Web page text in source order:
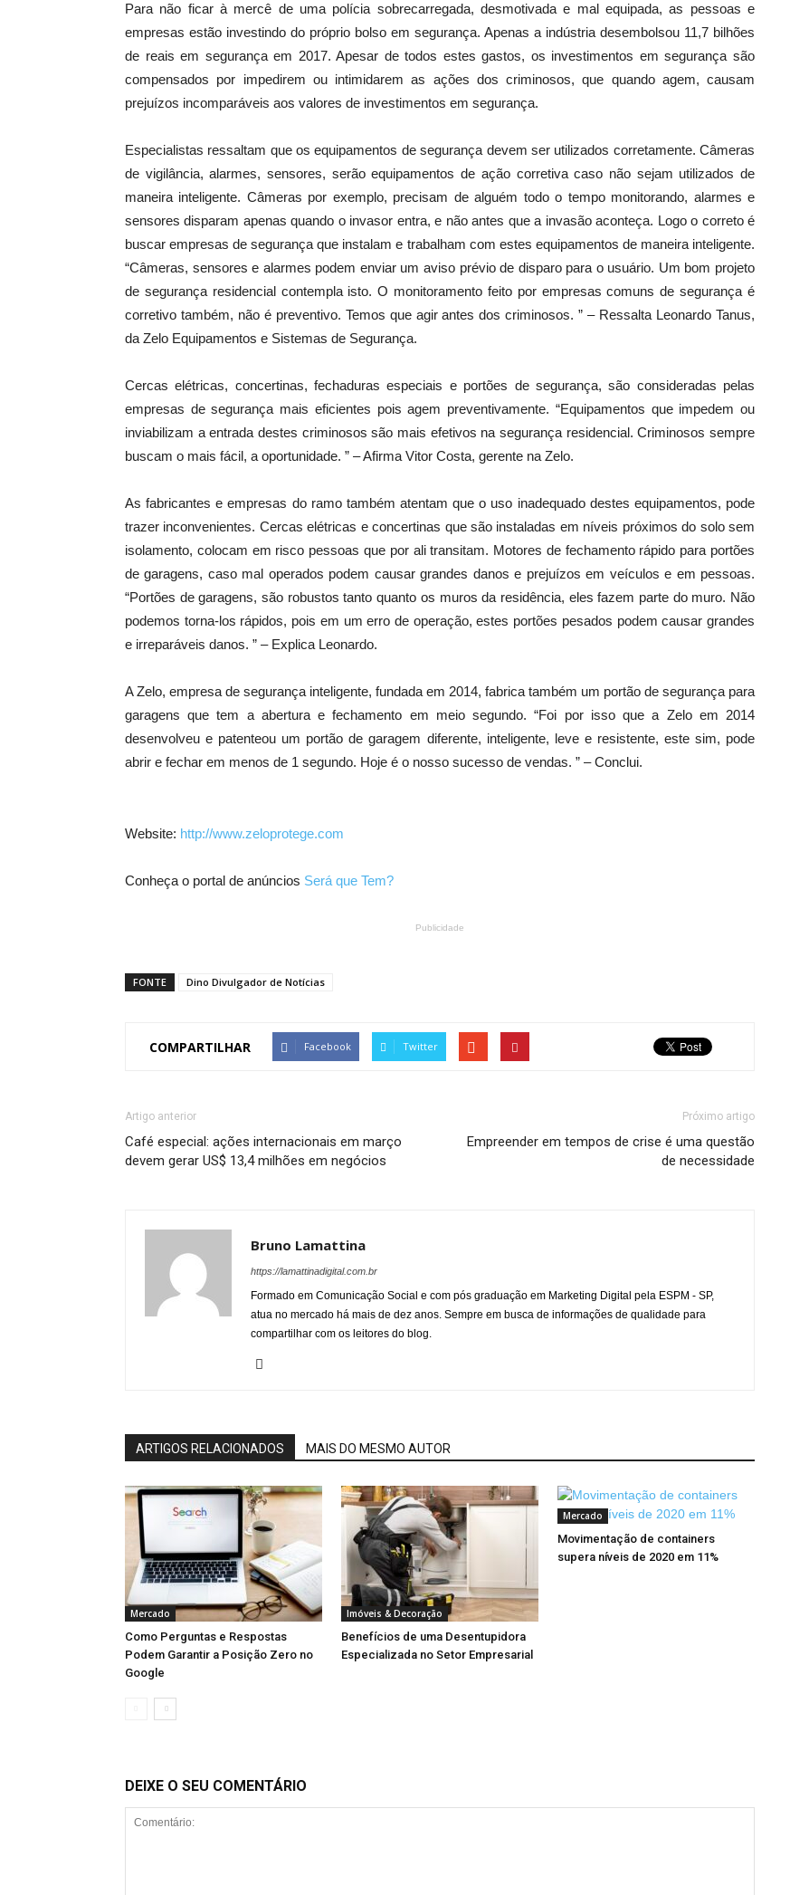
Para não ficar à mercê de uma polícia sobrecarregada, desmotivada e mal equipada, as pessoas e
empresas estão investindo do próprio bolso em segurança. Apenas a indústria desembolsou 11,7 bilhões
de reais em segurança em 2017. Apesar de todos estes gastos, os investimentos em segurança são
compensados por impedirem ou intimidarem as ações dos criminosos, que quando agem, causam
prejuízos incomparáveis aos valores de investimentos em segurança.
Especialistas ressaltam que os equipamentos de segurança devem ser utilizados corretamente. Câmeras
de vigilância, alarmes, sensores, serão equipamentos de ação corretiva caso não sejam utilizados de
maneira inteligente. Câmeras por exemplo, precisam de alguém todo o tempo monitorando, alarmes e
sensores disparam apenas quando o invasor entra, e não antes que a invasão aconteça. Logo o correto é
buscar empresas de segurança que instalam e trabalham com estes equipamentos de maneira inteligente.
“Câmeras, sensores e alarmes podem enviar um aviso prévio de disparo para o usuário. Um bom projeto
de segurança residencial contempla isto. O monitoramento feito por empresas comuns de segurança é
corretivo também, não é preventivo. Temos que agir antes dos criminosos. ” – Ressalta Leonardo Tanus,
da Zelo Equipamentos e Sistemas de Segurança.
Cercas elétricas, concertinas, fechaduras especiais e portões de segurança, são consideradas pelas
empresas de segurança mais eficientes pois agem preventivamente. “Equipamentos que impedem ou
inviabilizam a entrada destes criminosos são mais efetivos na segurança residencial. Criminosos sempre
buscam o mais fácil, a oportunidade. ” – Afirma Vitor Costa, gerente na Zelo.
As fabricantes e empresas do ramo também atentam que o uso inadequado destes equipamentos, pode
trazer inconvenientes. Cercas elétricas e concertinas que são instaladas em níveis próximos do solo sem
isolamento, colocam em risco pessoas que por ali transitam. Motores de fechamento rápido para portões
de garagens, caso mal operados podem causar grandes danos e prejuízos em veículos e em pessoas.
“Portões de garagens, são robustos tanto quanto os muros da residência, eles fazem parte do muro. Não
podemos torna-los rápidos, pois em um erro de operação, estes portões pesados podem causar grandes
e irreparáveis danos. ” – Explica Leonardo.
A Zelo, empresa de segurança inteligente, fundada em 2014, fabrica também um portão de segurança para
garagens que tem a abertura e fechamento em meio segundo. “Foi por isso que a Zelo em 2014
desenvolveu e patenteou um portão de garagem diferente, inteligente, leve e resistente, este sim, pode
abrir e fechar em menos de 1 segundo. Hoje é o nosso sucesso de vendas. ” – Conclui.
Website: http://www.zeloprotege.com
Conheça o portal de anúncios Será que Tem?
Publicidade
FONTE Dino Divulgador de Notícias
COMPARTILHAR Facebook Twitter
Artigo anterior
Café especial: ações internacionais em março
devem gerar US$ 13,4 milhões em negócios
Próximo artigo
Empreender em tempos de crise é uma questão
de necessidade
Bruno Lamattina
https://lamattinadigital.com.br
Formado em Comunicação Social e com pós graduação em Marketing Digital pela ESPM - SP,
atua no mercado há mais de dez anos. Sempre em busca de informações de qualidade para
compartilhar com os leitores do blog.
ARTIGOS RELACIONADOS MAIS DO MESMO AUTOR
Mercado
Como Perguntas e Respostas
Podem Garantir a Posição Zero no
Google
Imóveis & Decoração
Benefícios de uma Desentupidora
Especializada no Setor Empresarial
Mercado
Movimentação de containers
supera níveis de 2020 em 11%
DEIXE O SEU COMENTÁRIO